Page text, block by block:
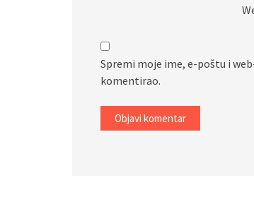
Spremi moje ime, e-poštu i
komentirao.